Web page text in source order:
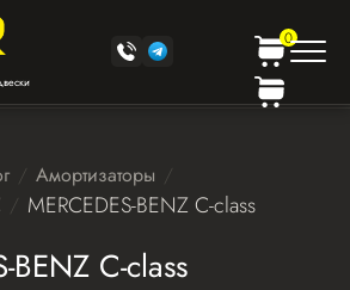
0
Амортизаторы
MERCEDES-BENZ C-class
BENZ C-class